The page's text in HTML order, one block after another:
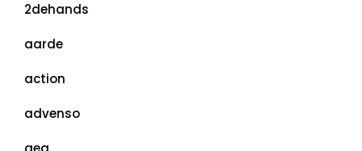
2dehands
aarde
action
advenso